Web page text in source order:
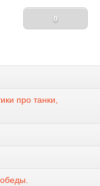
0
про танки,